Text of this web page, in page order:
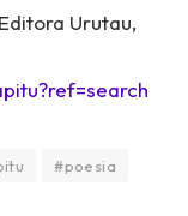
Urutau,
#poesia